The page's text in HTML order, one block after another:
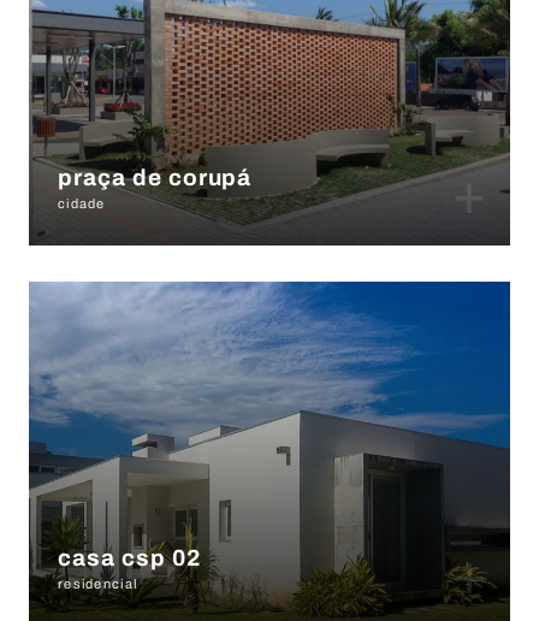
praça de corupá
cidade +
casa csp 02
residencial +